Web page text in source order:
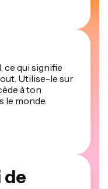
ce qui signifie
Utilise-le sur
à ton
le monde.
de